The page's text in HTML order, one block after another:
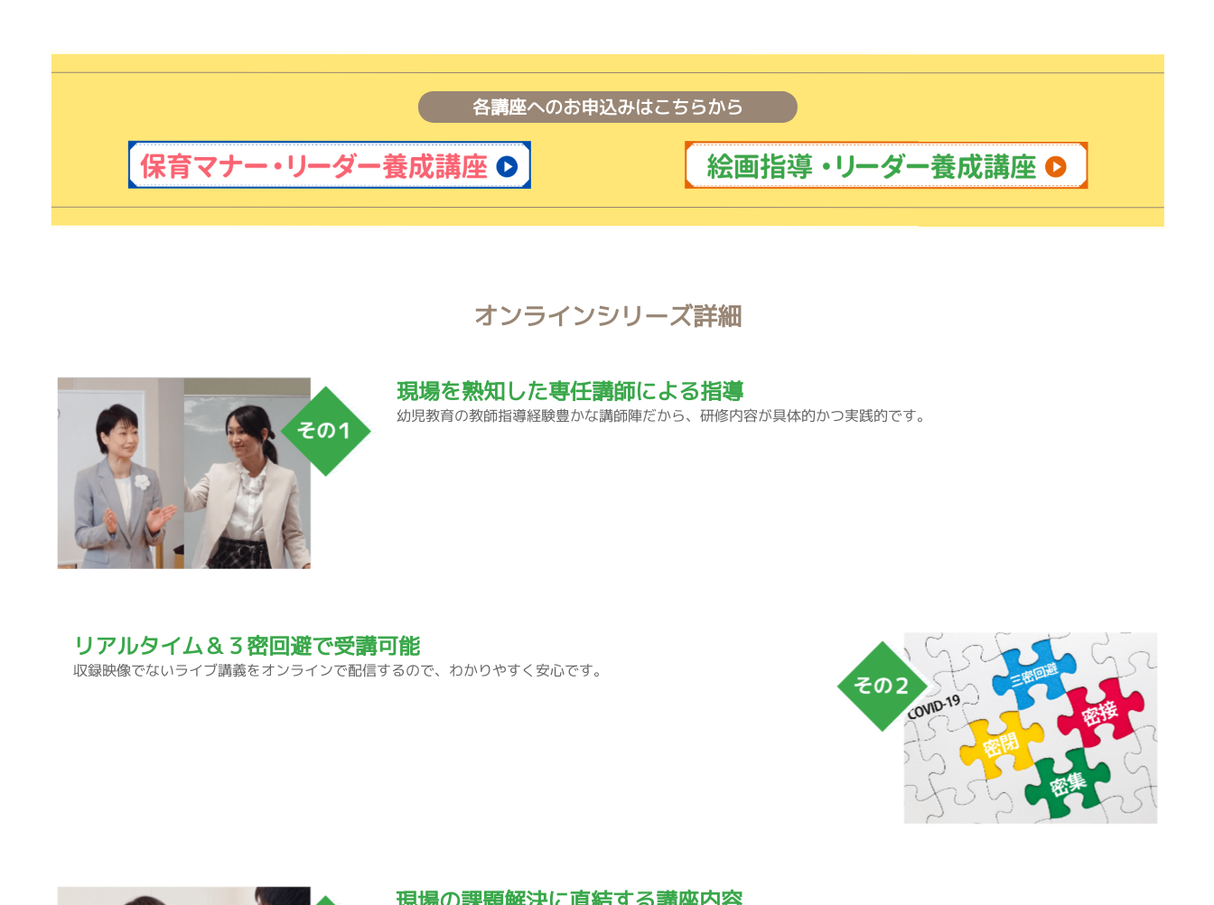
各講座へのお申込みはこちらから
オンラインシリーズ詳細
現場を熟知した専任講師による指導
幼児教育の教師指導経験豊かな講師陣だから、研修内容が具体的かつ実践的です。
リアルタイム＆３密回避で受講可能
収録映像でないライブ講義をオンラインで配信するので、わかりやすく安心です。